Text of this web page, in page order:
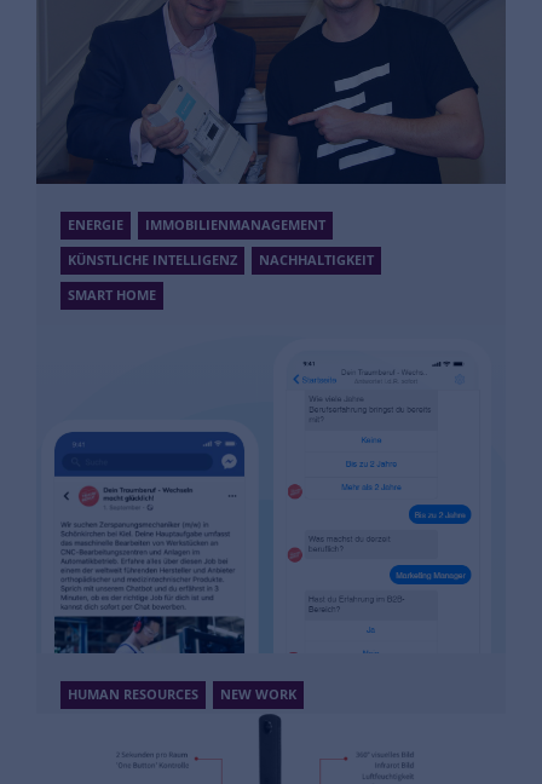
Mehr Informationen
ENERGIE
IMMOBILIENMANAGEMENT
KÜNSTLICHE INTELLIGENZ
NACHHALTIGKEIT
SMART HOME
Smart Meter für den Allgemeinstrom
HUMAN RESOURCES
NEW WORK